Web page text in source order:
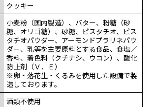
クッキー
小麦粉（国内製造）、バター、粉糖（砂
糖、オリゴ糖）、砂糖、ピスタチオ、ピス
タチオパウダー、アーモンドプラリネパウ
ダー、乳等を主要原料とする食品、食塩／
香料、着色料（クチナシ、ウコン）、酸化
防止剤（Ｖ．Ｅ）
※卵・落花生・くるみを使用した設備で製
造しております。
酒類不使用